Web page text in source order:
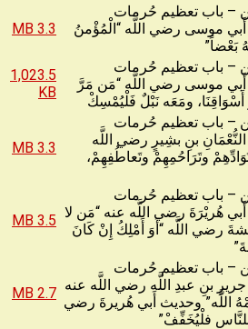
– باب تعظيم حُرمات
حديث أَبي موسى رضي اللَّه “الْمُؤْمنُ
بَعْضاً”
3.3 MB
– باب تعظيم حُرمات
حديث أَبي موسى رضي اللَّه “مَن مَرَّ
ومَعَه نَبْلٌ فَلْيُمْسِكْ
1,023.5
KB
– باب تعظيم حُرمات
حديث النُّعْمَانِ بنِ بشِيرٍ رضي اللَّه
وتَرَاحُمِهِمْ وتَعاطُفِهِمْ،
3.3 MB
– باب تعظيم حُرمات
حديث أَبي هُريْرَةَ رضي اللَّه عنه “مَن لا
رضي اللَّه “أَوَ أَمْلِكُ إِنْ كَانَ
3.5 MB
– باب تعظيم حُرمات
حديث جريرِ بنِ عبدِ اللَّه رضي اللَّه عنه
اللَّه” وحديث أَبي هُريرةَ رضي
فلْيُخَفِّفْ”
2.7 MB